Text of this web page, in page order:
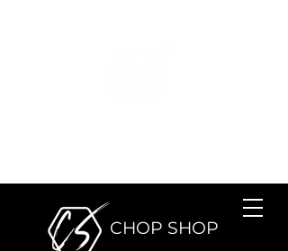
CHOP SHOP